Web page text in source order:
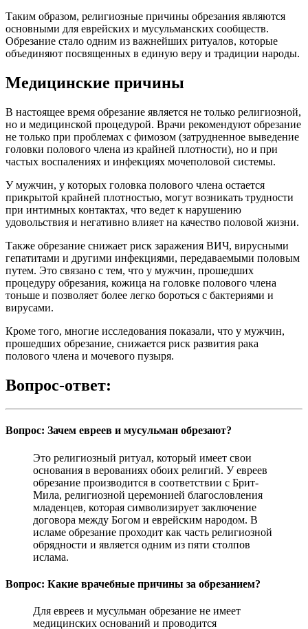
Таким образом, религиозные причины обрезания являются
основными для еврейских и мусульманских сообществ.
Обрезание стало одним из важнейших ритуалов, которые
объединяют посвященных в единую веру и традиции народы.
Медицинские причины
В настоящее время обрезание является не только религиозной,
но и медицинской процедурой. Врачи рекомендуют обрезание
не только при проблемах с фимозом (затрудненное выведение
головки полового члена из крайней плотности), но и при
частых воспалениях и инфекциях мочеполовой системы.
У мужчин, у которых головка полового члена остается
прикрытой крайней плотностью, могут возникать трудности
при интимных контактах, что ведет к нарушению
удовольствия и негативно влияет на качество половой жизни.
Также обрезание снижает риск заражения ВИЧ, вирусными
гепатитами и другими инфекциями, передаваемыми половым
путем. Это связано с тем, что у мужчин, прошедших
процедуру обрезания, кожица на головке полового члена
тоньше и позволяет более легко бороться с бактериями и
вирусами.
Кроме того, многие исследования показали, что у мужчин,
прошедших обрезание, снижается риск развития рака
полового члена и мочевого пузыря.
Вопрос-ответ:
Вопрос: Зачем евреев и мусульман обрезают?
Это религиозный ритуал, который имеет свои
основания в верованиях обоих религий. У евреев
обрезание производится в соответствии с Брит-
Мила, религиозной церемонией благословления
младенцев, которая символизирует заключение
договора между Богом и еврейским народом. В
исламе обрезание проходит как часть религиозной
обрядности и является одним из пяти столпов
ислама.
Вопрос: Какие врачебные причины за обрезанием?
Для евреев и мусульман обрезание не имеет
медицинских оснований и проводится